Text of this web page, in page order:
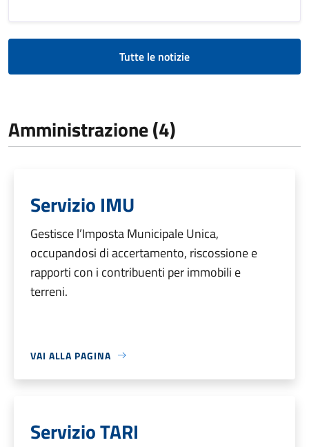
Tutte le notizie
Amministrazione (4)
Servizio IMU
Gestisce l’Imposta Municipale Unica,
occupandosi di accertamento, riscossione e
rapporti con i contribuenti per immobili e
terreni.
VAI ALLA PAGINA
Servizio TARI